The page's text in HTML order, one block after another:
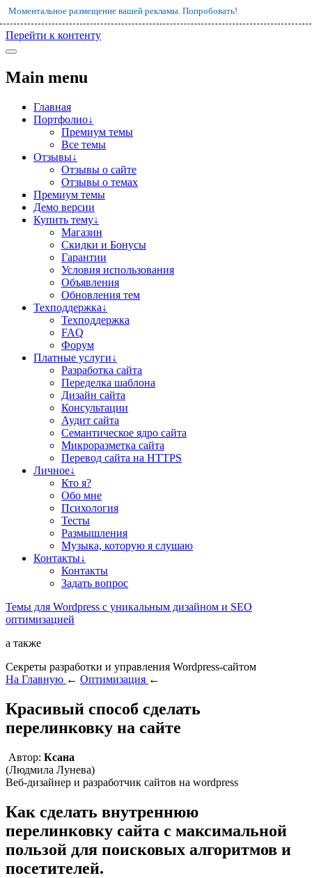
Перейти к контенту
Моментальное размещение вашей рекламы. Попробовать!
Main menu
Главная
Портфолио↓
Премиум темы
Все темы
Отзывы↓
Отзывы о сайте
Отзывы о темах
Премиум темы
Демо версии
Купить тему↓
Магазин
Скидки и Бонусы
Гарантии
Условия использования
Объявления
Обновления тем
Техподдержка↓
Техподдержка
FAQ
Форум
Платные услуги↓
Разработка сайта
Переделка шаблона
Дизайн сайта
Консультации
Аудит сайта
Семантическое ядро сайта
Микроразметка сайта
Перевод сайта на HTTPS
Личное↓
Кто я?
Обо мне
Психология
Тесты
Размышления
Музыка, которую я слушаю
Контакты↓
Контакты
Задать вопрос
Teмы для Wordpress с уникальным дизайном и SEO
оптимизацией
а также
Секреты разработки и управления Wordpress-сайтом
На Главную ← Оптимизация ←
Красивый способ сделать
перелинковку на сайте
Автор: Ксана
(Людмила Лунева)
Веб-дизайнер и разработчик сайтов на wordpress
Как сделать внутреннюю
перелинковку сайта с максимальной
пользой для поисковых алгоритмов и
посетителей.